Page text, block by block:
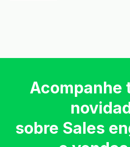
Acompanhe
sobre Sales